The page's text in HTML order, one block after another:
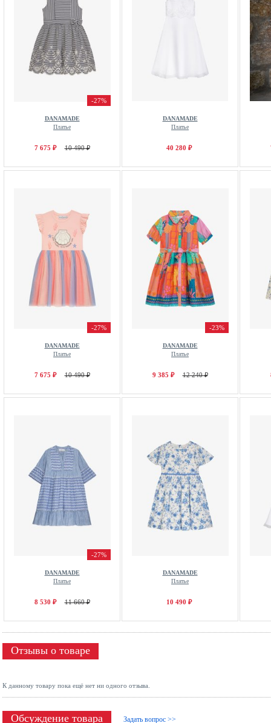
-27%
DANAMADE
Платье
7 675 ₽ 10 490 ₽
DANAMADE
Платье
40 280 ₽
-27%
DANAMADE
Платье
7 675 ₽ 10 490 ₽
-23%
DANAMADE
Платье
9 385 ₽ 12 240 ₽
-27%
DANAMADE
Платье
8 530 ₽ 11 660 ₽
DANAMADE
Платье
10 490 ₽
Отзывы о товаре
К данному товару пока ещё нет ни одного отзыва.
Обсуждение товара Задать вопрос >>